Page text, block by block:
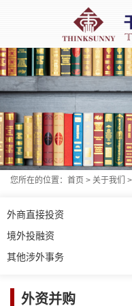
您所在的位置： 首页 > 关于我们 >
外商直接投资
境外投融资
其他涉外事务
外资并购